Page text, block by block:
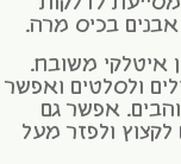
בכיס מרה.
איטלקי משובח.
ולסלטים ואפשר
אפשר גם
ולפזר מעל